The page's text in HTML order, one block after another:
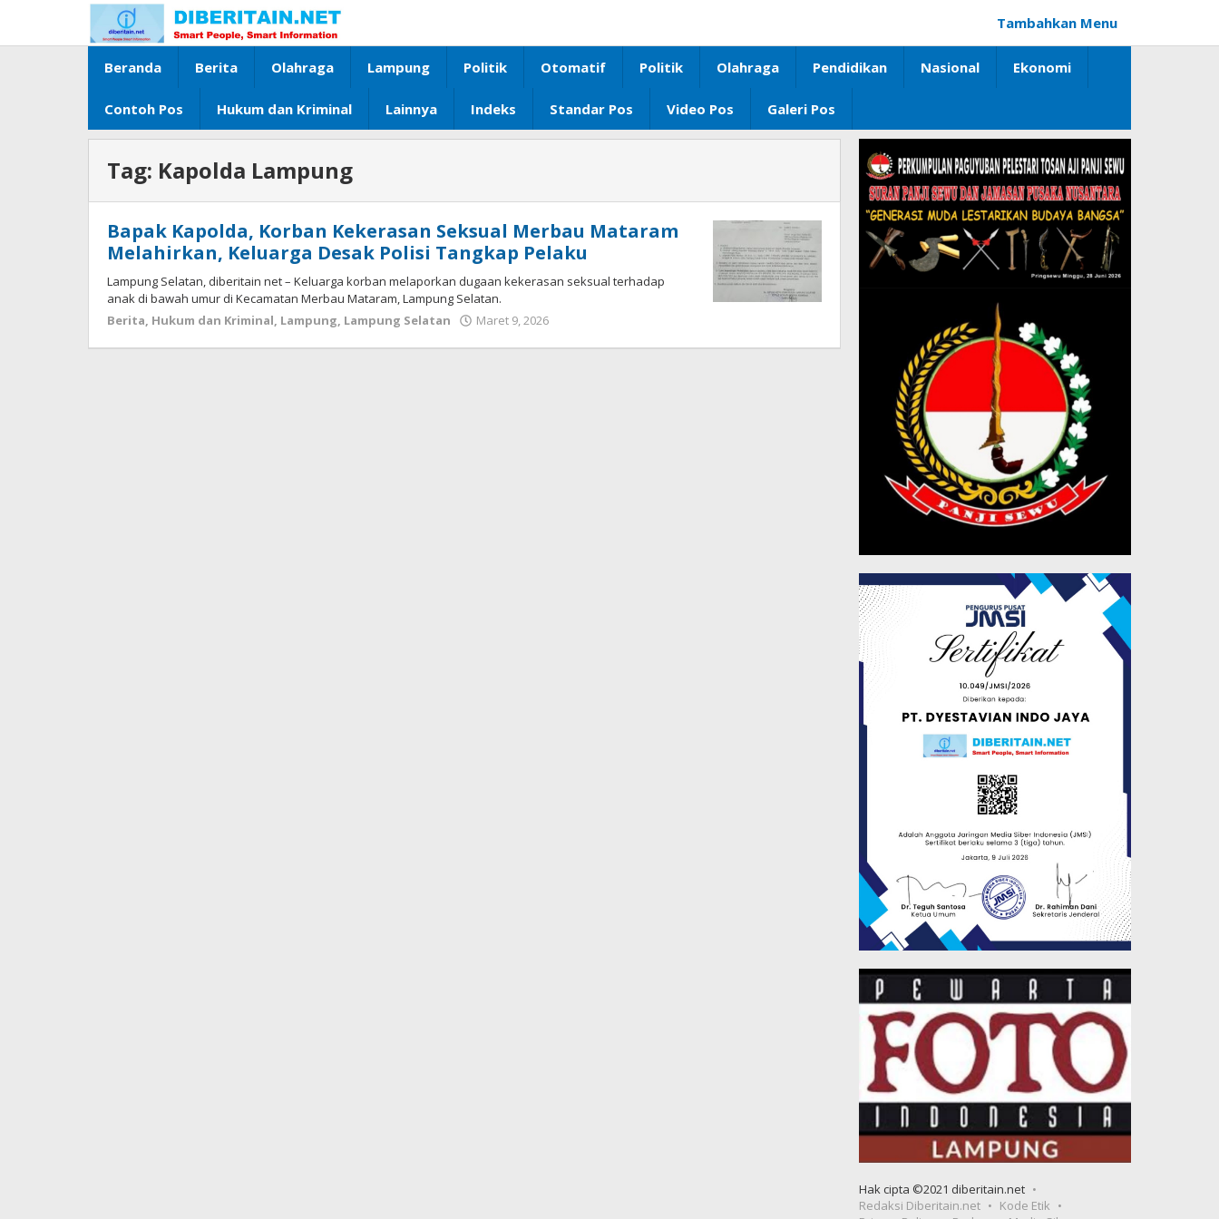
konten
Tambahkan Menu
Beranda Berita Olahraga Lampung Politik Otomatif Politik Olahraga Pendidikan Nasional Ekonomi
Contoh Pos Hukum dan Kriminal Lainnya Indeks Standar Pos Video Pos Galeri Pos
Tag: Kapolda Lampung
Bapak Kapolda, Korban Kekerasan Seksual Merbau Mataram
Melahirkan, Keluarga Desak Polisi Tangkap Pelaku
Lampung Selatan, diberitain net – Keluarga korban melaporkan dugaan kekerasan seksual terhadap
anak di bawah umur di Kecamatan Merbau Mataram, Lampung Selatan.
Berita, Hukum dan Kriminal, Lampung, Lampung Selatan Maret 9, 2026
Hak cipta ©2021 diberitain.net
Redaksi Diberitain.net
Kode Etik